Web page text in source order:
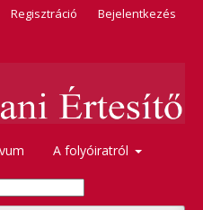
A folyóiratról
Regisztráció Bejelentkezés